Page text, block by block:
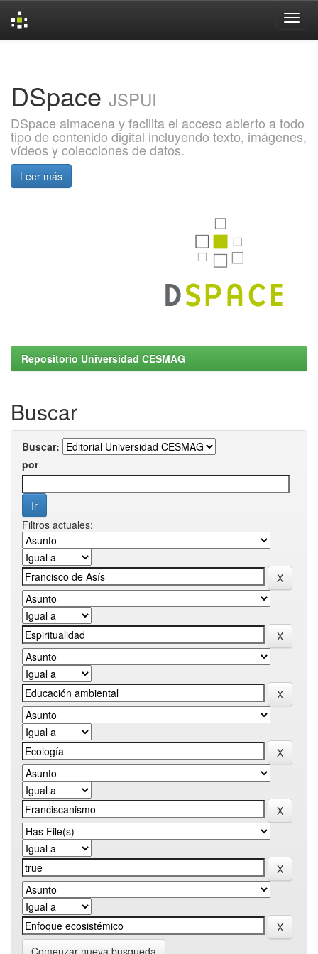
DSpace JSPUI
DSpace almacena y facilita el acceso abierto a todo
tipo de contenido digital incluyendo texto, imágenes,
vídeos y colecciones de datos.
Leer más
Repositorio Universidad CESMAG
Buscar
Buscar:
por
Filtros actuales:
Comenzar nueva busqueda